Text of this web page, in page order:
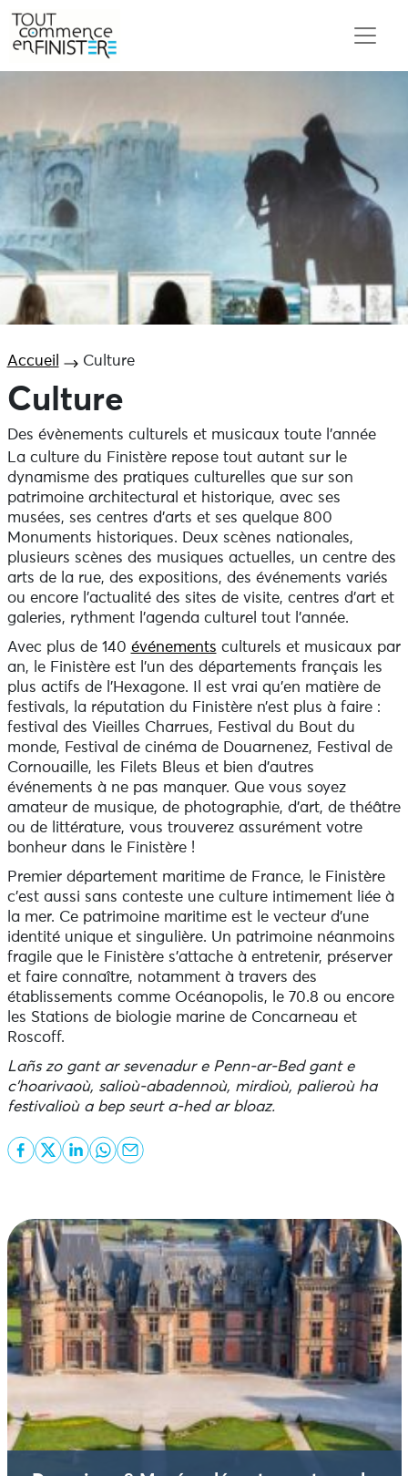
Accueil Culture
Culture
Des évènements culturels et musicaux toute l’année
La culture du Finistère repose tout autant sur le
dynamisme des pratiques culturelles que sur son
patrimoine architectural et historique, avec ses
musées, ses centres d’arts et ses quelque 800
Monuments historiques. Deux scènes nationales,
plusieurs scènes des musiques actuelles, un centre des
arts de la rue, des expositions, des événements variés
ou encore l’actualité des sites de visite, centres d’art et
galeries, rythment l’agenda culturel tout l’année.
Avec plus de 140 événements culturels et musicaux par
an, le Finistère est l’un des départements français les
plus actifs de l’Hexagone. Il est vrai qu’en matière de
festivals, la réputation du Finistère n’est plus à faire :
festival des Vieilles Charrues, Festival du Bout du
monde, Festival de cinéma de Douarnenez, Festival de
Cornouaille, les Filets Bleus et bien d’autres
événements à ne pas manquer. Que vous soyez
amateur de musique, de photographie, d’art, de théâtre
ou de littérature, vous trouverez assurément votre
bonheur dans le Finistère !
Premier département maritime de France, le Finistère
c’est aussi sans conteste une culture intimement liée à
la mer. Ce patrimoine maritime est le vecteur d’une
identité unique et singulière. Un patrimoine néanmoins
fragile que le Finistère s’attache à entretenir, préserver
et faire connaître, notamment à travers des
établissements comme Océanopolis, le 70.8 ou encore
les Stations de biologie marine de Concarneau et
Roscoff.
Lañs zo gant ar sevenadur e Penn-ar-Bed gant e
c’hoarivaoù, salioù-abadennoù, mirdioù, palieroù ha
festivalioù a bep seurt a-hed ar bloaz.